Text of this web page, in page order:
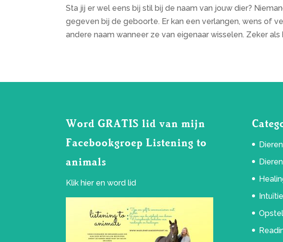
Sta jij er wel eens bij stil bij de naam van jouw dier?
gegeven bij de geboorte. Er kan een verlangen, wens of
andere naam wanneer ze van eigenaar wisselen. Zeker als
Word GRATIS lid van mijn
Facebookgroep Listening to
animals
Klikhieren word lid
Dieren
Intuïtie